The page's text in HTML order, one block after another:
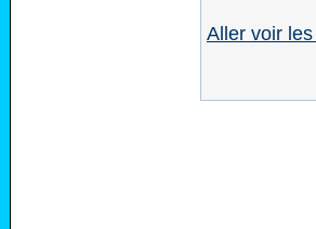
Aller voir